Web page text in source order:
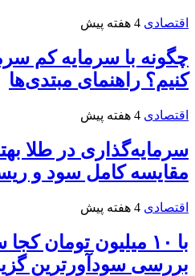
اقتصادی 4 هفته پیش
چگونه با سرمایه کم
کنیم؟ راهنمای مبتدی‌ها
اقتصادی 4 هفته پیش
سرمایه‌گذاری در طلا
مقایسه کامل سود و
اقتصادی 4 هفته پیش
با ۱۰ میلیون تومان
بررسی سودآورترین